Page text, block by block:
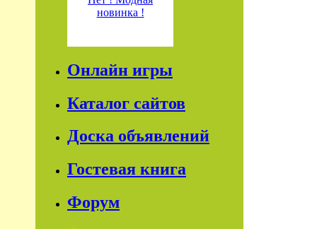
Онлайн игры
Каталог сайтов
Доска объявлений
Гостевая книга
Форум